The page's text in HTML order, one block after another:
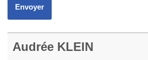
Audrée KLEIN